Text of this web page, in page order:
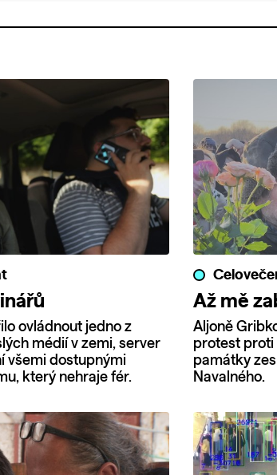
ovládnout jedno z
médií v zemi, server
všemi dostupnými
který nehraje fér.
Až mě
Aljoně
protest proti
památky
Navalného.